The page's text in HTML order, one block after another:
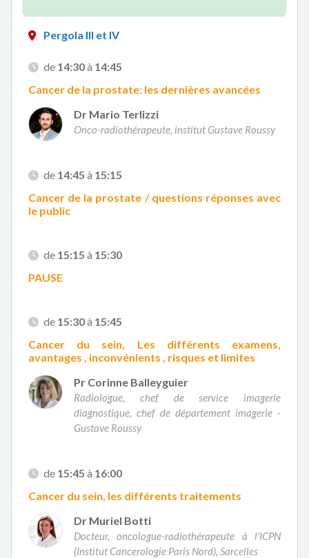
Pergola III et IV
de 14:30à 14:45
Cancer de la prostate: les dernières avancées
Dr Mario Terlizzi
Onco-radiothérapeute, institut Gustave Roussy
de 14:45 à 15:15
Cancer de la prostate / questions réponses avec
le public
de 15:15 à 15:30
PAUSE
de 15:30à 15:45
Cancer du sein, Les différents examens,
avantages , inconvénients , risques et limites
Pr Corinne Balleyguier
Radiologue, chef de service imagerie
diagnostique, chef de département imagerie -
Gustave Roussy
de 15:45 à 16:00
Cancer du sein, les différents traitements
Dr Muriel Botti
Docteur, oncologue-radiothérapeute à l'ICPN
(Institut Cancerologie Paris Nord), Sarcelles